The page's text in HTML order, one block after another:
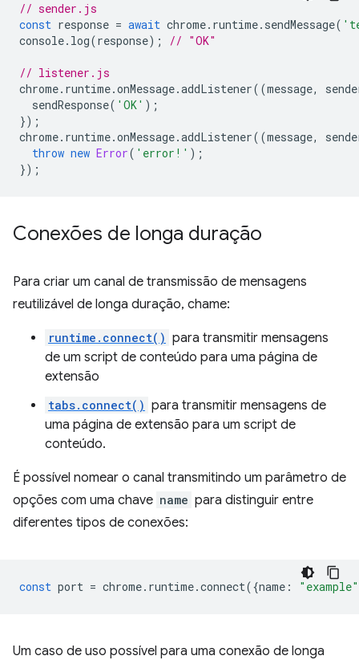
// sender.js
const response = await chrome. runtime. sendMessage(
console. log(response); // "OK"
// listener.js
chrome. runtime.onMessage.addListener((message,
sendResponse( 'OK' );
});
chrome. runtime.onMessage.addListener((message,
throw new Error( 'error!' );
});
Conexões de longa duração
Para criar um canal de transmissão de mensagens
reutilizável de longa duração, chame:
runtime.connect() para transmitir mensagens
de um script de conteúdo para uma página de
extensão
tabs.connect() para transmitir mensagens de
uma página de extensão para um script de
conteúdo.
É possível nomear o canal transmitindo um parâmetro de
opções com uma chave name para distinguir entre
diferentes tipos de conexões:
const port = chrome. runtime.connect({name : "example"
Um caso de uso possível para uma conexão de longa